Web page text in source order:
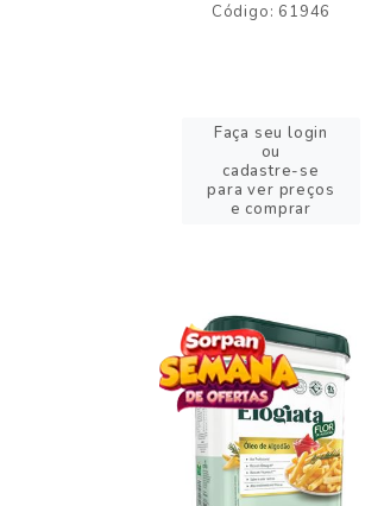
Código: 61946
Faça seu login
ou
cadastre-se
para ver preços
e comprar